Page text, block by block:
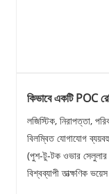
কিভাবে একটি POC
লজিস্টিক, নিরাপত্তা,
বিলম্বিত যোগাযোগ
(পুশ-টু-টক ওভার সেলুলার
বিশ্বব্যাপী তাত্ক্ষণিক